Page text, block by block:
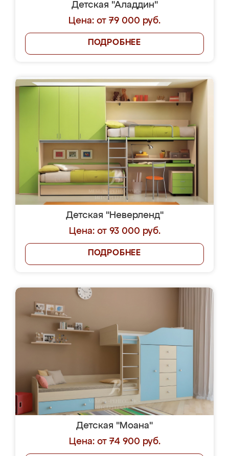
Детская "Аладдин"
Цена: от 79 000 руб.
ПОДРОБНЕЕ
Детская "Неверленд"
Цена: от 93 000 руб.
ПОДРОБНЕЕ
Детская "Моана"
Цена: от 74 900 руб.